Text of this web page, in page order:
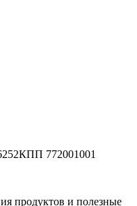
КПП 772001001
продуктов и полезные